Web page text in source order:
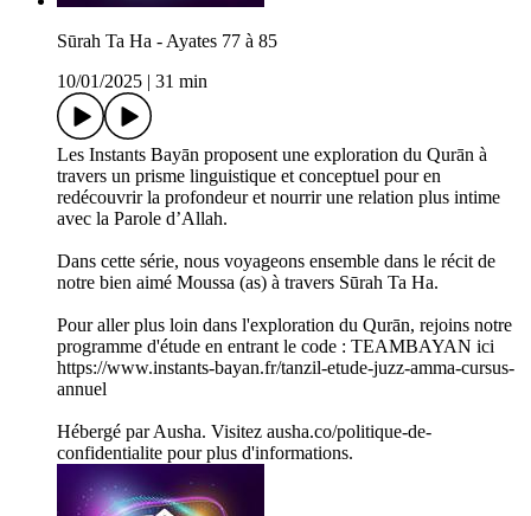
Sūrah Ta Ha - Ayates 77 à 85
10/01/2025
31 min
Les Instants Bayān proposent une exploration du Qurān à
travers un prisme linguistique et conceptuel pour en
redécouvrir la profondeur et nourrir une relation plus intime
avec la Parole d’Allah.
Dans cette série, nous voyageons ensemble dans le récit de
notre bien aimé Moussa (as) à travers Sūrah Ta Ha.
Pour aller plus loin dans l'exploration du Qurān, rejoins notre
programme d'étude en entrant le code : TEAMBAYAN ici
https://www.instants-bayan.fr/tanzil-etude-juzz-amma-cursus-
annuel
Hébergé par Ausha. Visitez ausha.co/politique-de-
confidentialite pour plus d'informations.